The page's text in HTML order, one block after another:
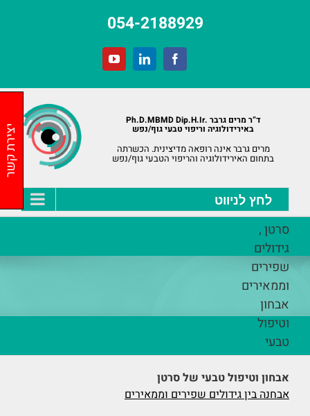
054-2188929
Facebook
LinkedIn
YouTube
ד”ר מרים גרבר .Ph.D.MBMD Dip.H.Ir
באירידולוגיה וריפוי טבעי גוף/נפש
מרים גרבר אינה רופאה מדיצינית. הכשרתה
בתחום האירידולוגיה והריפוי הטבעי גוף/נפש
סרטן ,
גידולים
שפירים
וממאירים
אבחון
וטיפול
טבעי
אבחון וטיפול טבעי של סרטן
אבחנה בין גידולים שפירים וממאירים
יצירת קשר